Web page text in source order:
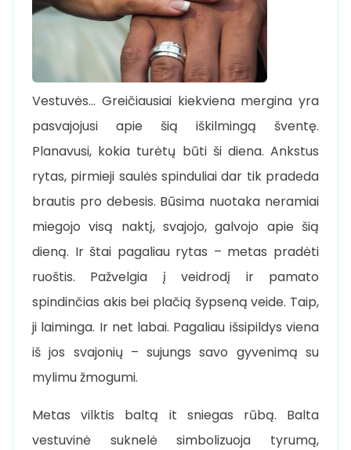
Vestuvės… Greičiausiai kiekviena mergina yra
pasvajojusi apie šią iškilmingą šventę.
Planavusi, kokia turėtų būti ši diena. Ankstus
rytas, pirmieji saulės spinduliai dar tik pradeda
brautis pro debesis. Būsima nuotaka neramiai
miegojo visą naktį, svajojo, galvojo apie šią
dieną. Ir štai pagaliau rytas – metas pradėti
ruoštis. Pažvelgia į veidrodį ir pamato
spindinčias akis bei plačią šypseną veide. Taip,
ji laiminga. Ir net labai. Pagaliau išsipildys viena
iš jos svajonių – sujungs savo gyvenimą su
mylimu žmogumi.
Metas vilktis baltą it sniegas rūbą. Balta
vestuvinė suknelė simbolizuoja tyrumą,